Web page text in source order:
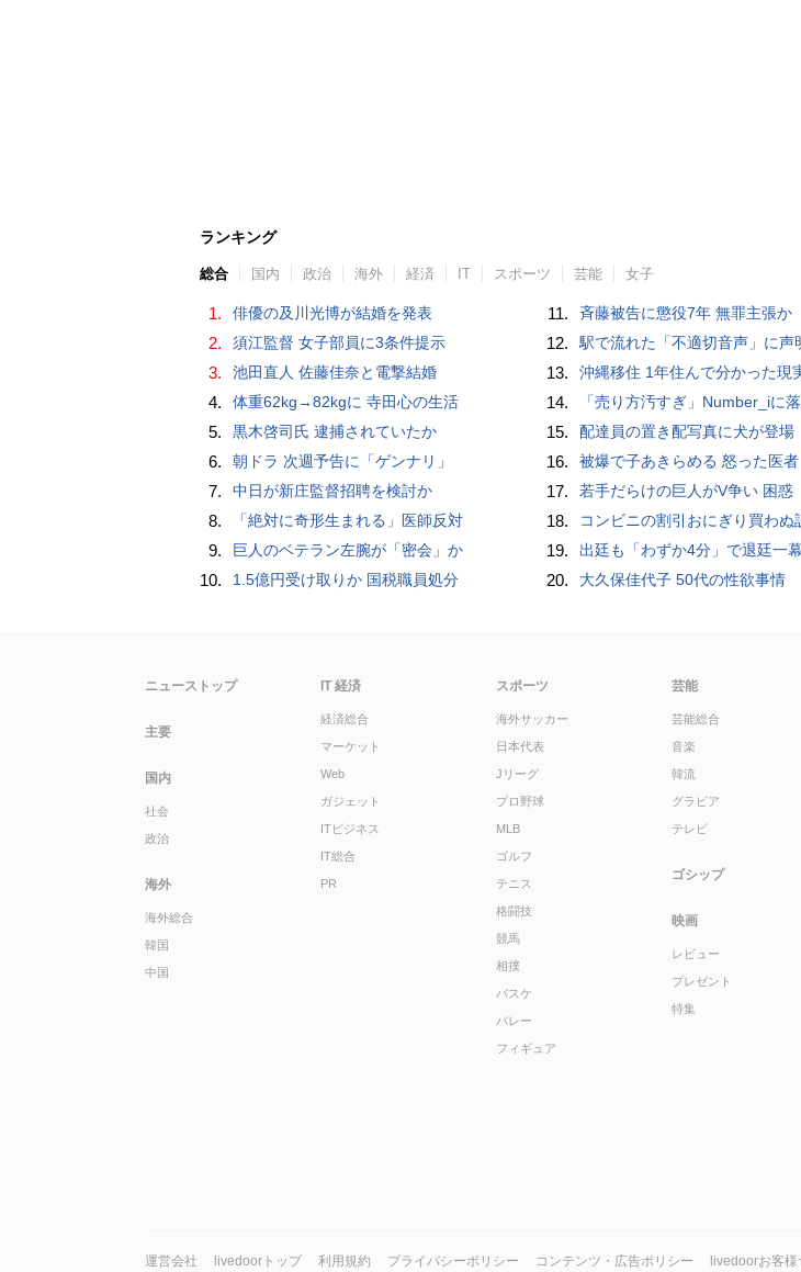
ランキング
総合 国内 政治 海外 経済 IT スポーツ 芸能 女子
1. 俳優の及川光博が結婚を発表
2. 須江監督 女子部員に3条件提示
3. 池田直人 佐藤佳奈と電撃結婚
4. 体重62kg→82kgに 寺田心の生活
5. 黒木啓司氏 逮捕されていたか
6. 朝ドラ 次週予告に「ゲンナリ」
7. 中日が新庄監督招聘を検討か
8. 「絶対に奇形生まれる」医師反対
9. 巨人のベテラン左腕が「密会」か
10. 1.5億円受け取りか 国税職員処分
11. 斉藤被告に懲役7年 無罪主張か
12. 駅で流れた「不適切音声」に声
13. 沖縄移住 1年住んで分かった現
14. 「売り方汚すぎ」Number_iに
15. 配達員の置き配写真に犬が登場
16. 被爆で子あきらめる 怒った医者
17. 若手だらけの巨人がV争い 困惑
18. コンビニの割引おにぎり買わぬ
19. 出廷も「わずか4分」で退廷一幕
20. 大久保佳代子 50代の性欲事情
ニューストップ
主要
国内
社会
政治
海外
海外総合
韓国
中国
IT 経済
経済総合
マーケット
Web
ガジェット
ITビジネス
IT総合
PR
スポーツ
海外サッカー
日本代表
Jリーグ
プロ野球
MLB
ゴルフ
テニス
格闘技
競馬
相撲
バスケ
バレー
フィギュア
芸能
芸能総合
音楽
韓流
グラビア
テレビ
ゴシップ
映画
レビュー
プレゼント
特集
運営会社 livedoorトップ 利用規約 プライバシーポリシー コンテンツ・広告ポリシー livedoorお客